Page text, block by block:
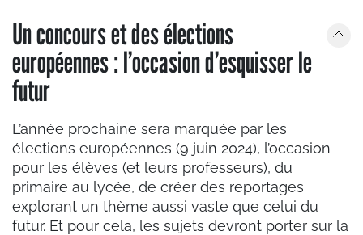
Un concours et des élections
européennes : l’occasion d’esquisser le
futur
L’année prochaine sera marquée par les
élections européennes (9 juin 2024), l’occasion
pour les élèves (et leurs professeurs), du
primaire au lycée, de créer des reportages
explorant un thème aussi vaste que celui du
futur. Et pour cela, les sujets devront porter sur la